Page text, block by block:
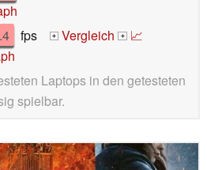
fps + Vergleich + 📈
Laptops in den getesteten
spielbar.